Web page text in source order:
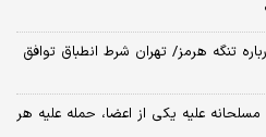
تنگه هرمز/ تهران شرط انطباق توافق
علیه یکی از اعضا، حمله علیه هر